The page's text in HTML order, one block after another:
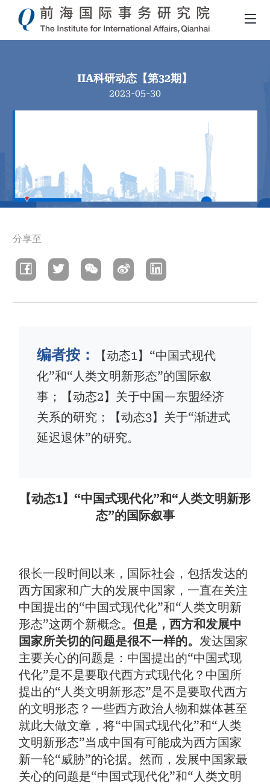
IIA科研动态【第32期】
2023-05-30
包
屑
分享至
编者按：
【动态1】“中国式现代
化”和“人类文明新形态”的国际叙
事；【动态2】关于中国—东盟经济
关系的研究；【动态3】关于“渐进式
延迟退休”的研究。
【动态1】“中国式现代化”和“人类文明新形
态”的国际叙事
很长一段时间以来，国际社会，包括发达的
西方国家和广大的发展中国家，一直在关注
中国提出的“中国式现代化”和“人类文明新
形态”这两个新概念。但是，西方和发展中
国家所关切的问题是很不一样的。 发达国家
主要关心的问题是：中国提出的“中国式现
代化”是不是要取代西方式现代化？中国所
提出的“人类文明新形态”是不是要取代西方
的文明形态？一些西方政治人物和媒体甚至
就此大做文章，将“中国式现代化”和“人类
文明新形态”当成中国有可能成为西方国家
新一轮“威胁”的论据。然而，发展中国家最
关心的问题是“中国式现代化”和“人类文明